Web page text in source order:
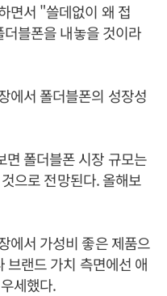
면서 "쓸데없이 왜 접
블폰을 내놓을 것이라
에서 폴더블폰의 성장성
면 폴더블폰 시장 규모는
으로 전망된다. 올해보
에서 가성비 좋은 제품으
브랜드 가치 측면에선 애
세했다.